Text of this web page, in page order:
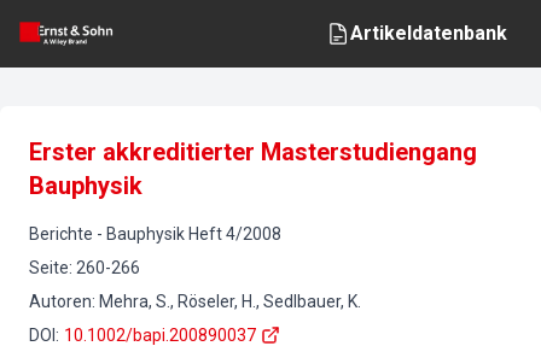
Artikeldatenbank
Erster akkreditierter Masterstudiengang
Bauphysik
Berichte - Bauphysik Heft4/2008
Seite: 260-266
Autoren: Mehra, S., Röseler, H., Sedlbauer, K.
DOI : 10.1002/bapi.200890037